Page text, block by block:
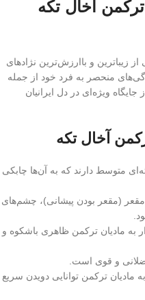
آخال تکه
زیباترین و باارزش‌ترین نژادهای
منحصر به فرد خود از جمله
ویژه‌ای در دل ایرانیان
آخال تکه
متوسط دارند که به آن‌ها چابکی
(مقعر بودن پیشانی)، چشم‌های
به مادیان ترکمن ظاهری باشکوه و
و قوی است.
مادیان ترکمن توانایی دویدن سریع